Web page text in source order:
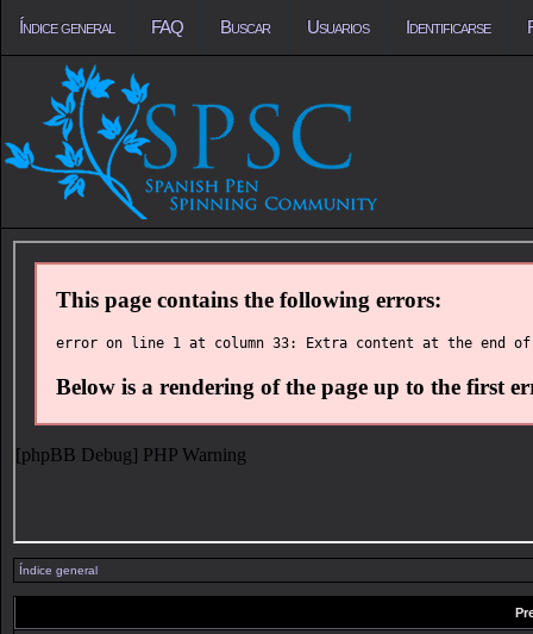
Índice general FAQ Buscar Usuarios Identificarse
Índice general